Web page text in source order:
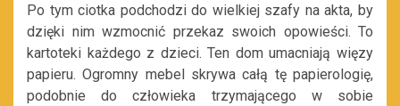
Po tym ciotka podchodzi do wielkiej szafy na akta, by
dzięki nim wzmocnić przekaz swoich opowieści. To
kartoteki każdego z dzieci. Ten dom umacniają więzy
papieru. Ogromny mebel skrywa całą tę papierologię,
podobnie do człowieka trzymającego w sobie